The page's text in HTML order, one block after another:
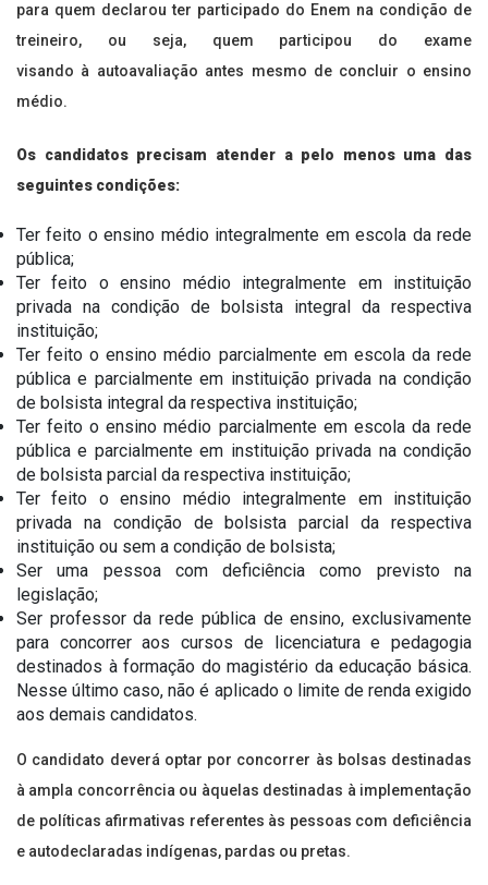
para quem declarou ter participado do Enem na condição de
treineiro, ou seja, quem participou do exame
visando à autoavaliação antes mesmo de concluir o ensino
médio.
Os candidatos precisam atender a pelo menos uma das
seguintes condições:
Ter feito o ensino médio integralmente em escola da rede
pública;
Ter feito o ensino médio integralmente em instituição
privada na condição de bolsista integral da respectiva
instituição;
Ter feito o ensino médio parcialmente em escola da rede
pública e parcialmente em instituição privada na condição
de bolsista integral da respectiva instituição;
Ter feito o ensino médio parcialmente em escola da rede
pública e parcialmente em instituição privada na condição
de bolsista parcial da respectiva instituição;
Ter feito o ensino médio integralmente em instituição
privada na condição de bolsista parcial da respectiva
instituição ou sem a condição de bolsista;
Ser uma pessoa com deficiência como previsto na
legislação;
Ser professor da rede pública de ensino, exclusivamente
para concorrer aos cursos de licenciatura e pedagogia
destinados à formação do magistério da educação básica.
Nesse último caso, não é aplicado o limite de renda exigido
aos demais candidatos.
O candidato deverá optar por concorrer às bolsas destinadas
à ampla concorrência ou àquelas destinadas à implementação
de políticas afirmativas referentes às pessoas com deficiência
e autodeclaradas indígenas, pardas ou pretas.